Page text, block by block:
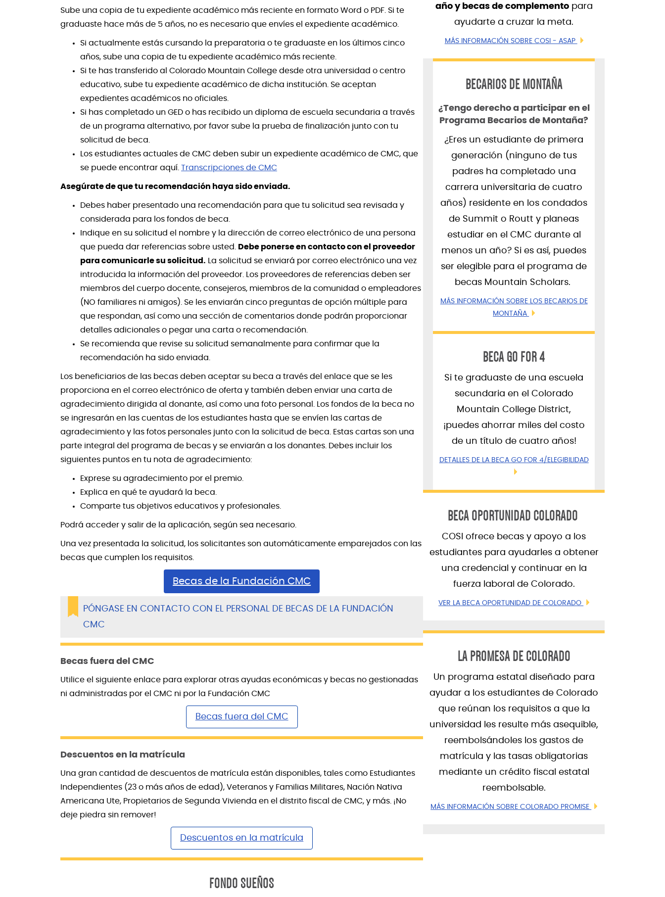
Sube una copia de tu expediente académico más reciente en formato Word o PDF. Si te
graduaste hace más de 5 años, no es necesario que envíes el expediente académico.
Si actualmente estás cursando la preparatoria o te graduaste en los últimos cinco
años, sube una copia de tu expediente académico más reciente.
Si te has transferido al Colorado Mountain College desde otra universidad o centro
educativo, sube tu expediente académico de dicha institución. Se aceptan
expedientes académicos no oficiales.
Si has completado un GED o has recibido un diploma de escuela secundaria a través
de un programa alternativo, por favor sube la prueba de finalización junto con tu
solicitud de beca.
Los estudiantes actuales de CMC deben subir un expediente académico de CMC, que
se puede encontrar aquí. Transcripciones de CMC
Asegúrate de que tu recomendación haya sido enviada.
Debes haber presentado una recomendación para que tu solicitud sea revisada y
considerada para los fondos de beca.
Indique en su solicitud el nombre y la dirección de correo electrónico de una persona
que pueda dar referencias sobre usted. Debe ponerse en contacto con el proveedor
para comunicarle su solicitud. La solicitud se enviará por correo electrónico una vez
introducida la información del proveedor. Los proveedores de referencias deben ser
miembros del cuerpo docente, consejeros, miembros de la comunidad o empleadores
(NO familiares ni amigos). Se les enviarán cinco preguntas de opción múltiple para
que respondan, así como una sección de comentarios donde podrán proporcionar
detalles adicionales o pegar una carta o recomendación.
Se recomienda que revise su solicitud semanalmente para confirmar que la
recomendación ha sido enviada.
Los beneficiarios de las becas deben aceptar su beca a través del enlace que se les
proporciona en el correo electrónico de oferta y también deben enviar una carta de
agradecimiento dirigida al donante, así como una foto personal. Los fondos de la beca no
se ingresarán en las cuentas de los estudiantes hasta que se envíen las cartas de
agradecimiento y las fotos personales junto con la solicitud de beca. Estas cartas son una
parte integral del programa de becas y se enviarán a los donantes. Debes incluir los
siguientes puntos en tu nota de agradecimiento:
Exprese su agradecimiento por el premio.
Explica en qué te ayudará la beca.
Comparte tus objetivos educativos y profesionales.
Podrá acceder y salir de la aplicación, según sea necesario.
Una vez presentada la solicitud, los solicitantes son automáticamente emparejados con las
becas que cumplen los requisitos.
Becas de la Fundación CMC
PÓNGASE EN CONTACTO CON EL PERSONAL DE BECAS DE LA FUNDACIÓN
CMC
Becas fuera del CMC
Utilice el siguiente enlace para explorar otras ayudas económicas y becas no gestionadas
ni administradas por el CMC ni por la Fundación CMC
Becas fuera del CMC
Descuentos en la matrícula
Una gran cantidad de descuentos de matrícula están disponibles, tales como Estudiantes
Independientes (23 o más años de edad), Veteranos y Familias Militares, Nación Nativa
Americana Ute, Propietarios de Segunda Vivienda en el distrito fiscal de CMC, y más. ¡No
deje piedra sin remover!
Descuentos en la matrícula
FONDO SUEÑOS
año y becas de complementopara
ayudarte a cruzar la meta.
MÁS INFORMACIÓN SOBRE COSI - ASAP
BECARIOS DE MONTAÑA
¿Tengo derecho a participar en el
Programa Becarios de Montaña?
¿Eres un estudiante de primera
generación (ninguno de tus
padres ha completado una
carrera universitaria de cuatro
años) residente en los condados
de Summit o Routt y planeas
estudiar en el CMC durante al
menos un año? Si es así, puedes
ser elegible para el programa de
becas Mountain Scholars.
MÁS INFORMACIÓN SOBRE LOS BECARIOS DE
MONTAÑA
BECA GO FOR 4
Si te graduaste de una escuela
secundaria en el Colorado
Mountain College District,
¡puedes ahorrar miles del costo
de un título de cuatro años!
DETALLES DE LA BECA GO FOR 4/ELEGIBILIDAD
BECA OPORTUNIDAD COLORADO
COSI ofrece becas y apoyo a los
estudiantes para ayudarles a obtener
una credencial y continuar en la
fuerza laboral de Colorado.
VER LA BECA OPORTUNIDAD DE COLORADO
LA PROMESA DE COLORADO
Un programa estatal diseñado para
ayudar a los estudiantes de Colorado
que reúnan los requisitos a que la
universidad les resulte más asequible,
reembolsándoles los gastos de
matrícula y las tasas obligatorias
mediante un crédito fiscal estatal
reembolsable.
MÁS INFORMACIÓN SOBRE COLORADO PROMISE